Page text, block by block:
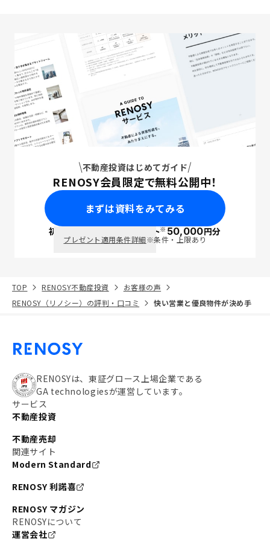
不動産投資はじめてガイド
RENOSY会員限定で無料公開中！
まずは資料をみてみる
初回面談で ポイント※50,000円分
プレゼント適用条件詳細※条件・上限あり
TOP RENOSY不動産投資
お客様の声
RENOSY（リノシー）の評判・口コミ
快い営業と優良物件が決め手
RENOSYは、東証グロース上場企業である
GA technologiesが運営しています。
サービス
不動産投資
不動産売却
関連サイト
Modern Standard
RENOSY 利諾喜
RENOSY マガジン
RENOSYについて
運営会社